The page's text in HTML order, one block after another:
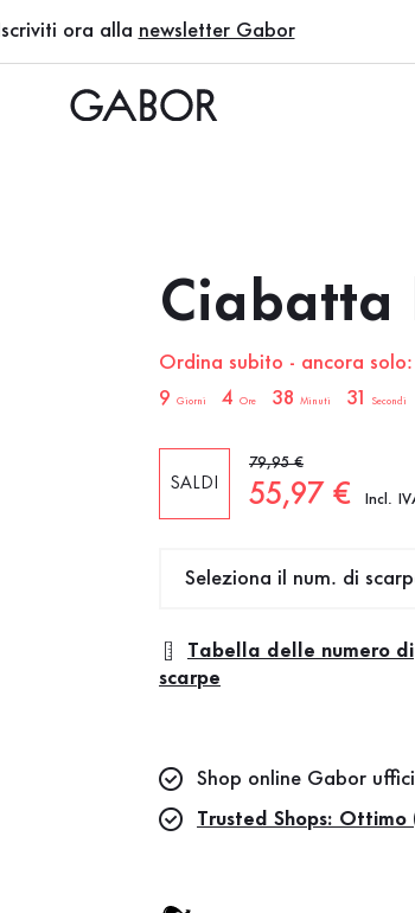
Iscriviti ora alla newsletter Gabor
Ciabatta
Ordina subito - ancora solo:
sale.countdown.description
9 Giorni 4 Ore 38 Minuti 30 Secondi
SALDI
Prezzo precedente
79,95 €
Nuovo
55,97 € Incl.
Seleziona il num. di
Tabella delle numero di
scarpe
Shop online Gabor
Trusted Shops: